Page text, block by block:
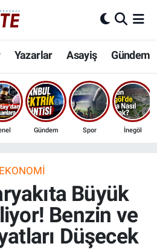
Yazarlar Asayiş Gündem
Gündem Spor İnegöl
EKONOMI
Büyük
Benzin ve
Düşecek